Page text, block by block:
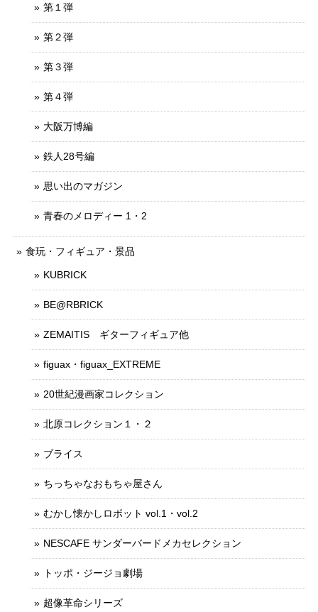
第１弾
第２弾
第３弾
第４弾
大阪万博編
鉄人28号編
思い出のマガジン
青春のメロディー 1・2
食玩・フィギュア・景品
KUBRICK
BE@RBRICK
ZEMAITIS ギターフィギュア他
figuax・figuax_EXTREME
20世紀漫画家コレクション
北原コレクション１・２
ブライス
ちっちゃなおもちゃ屋さん
むかし懐かしロボット vol.1・vol.2
NESCAFE サンダーバードメカセレクション
トッポ・ジージョ劇場
超像革命シリーズ